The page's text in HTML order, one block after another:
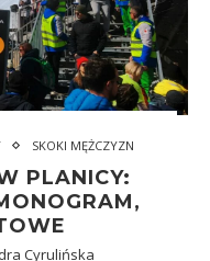
SKOKI MĘŻCZYZN
PLANICY:
Cyrulińska